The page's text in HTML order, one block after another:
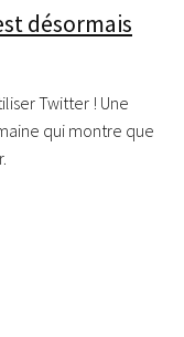
désormais
Twitter ! Une
qui montre que